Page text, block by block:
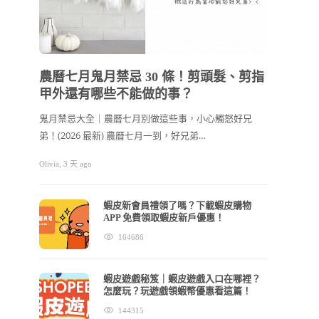
農曆七月鬼月禁忌 30 條！剪頭髮、剪指
甲外還有哪些不能做的事？
鬼月禁忌大全｜農曆七月別做這些事，小心觸怒好兄
弟！(2026 最新) 農曆七月一到，好兄弟…
Olivia ,3 天 ago
蝦皮新會員禮領了嗎？下載蝦皮購物
APP 免費領取蝦皮新戶優惠！
164686
蝦皮遊戲秘笈｜蝦皮遊戲入口在哪裡？
怎麼玩？玩遊戲領蝦幣優惠看這篇！
144315